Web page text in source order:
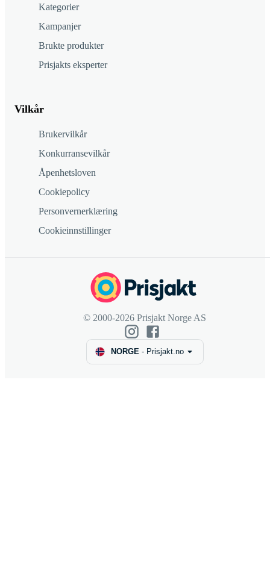
Kategorier
Kampanjer
Brukte produkter
Prisjakts eksperter
Vilkår
Brukervilkår
Konkurransevilkår
Åpenhetsloven
Cookiepolicy
Personvernerklæring
Cookieinnstillinger
© 2000-2026 Prisjakt Norge AS
NORGE- Prisjakt.no